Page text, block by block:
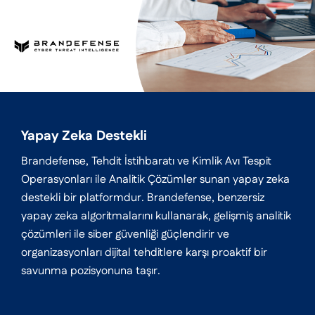
Yapay Zeka Destekli
Brandefense, Tehdit İstihbaratı ve Kimlik Avı Tespit
Operasyonları ile Analitik Çözümler sunan yapay zeka
destekli bir platformdur. Brandefense, benzersiz
yapay zeka algoritmalarını kullanarak, gelişmiş analitik
çözümleri ile siber güvenliği güçlendirir ve
organizasyonları dijital tehditlere karşı proaktif bir
savunma pozisyonuna taşır.